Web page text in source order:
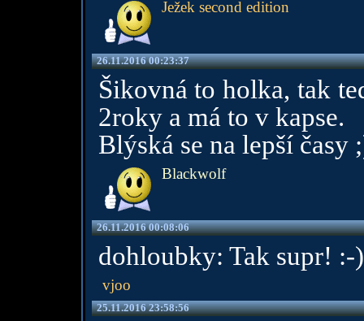
Ježek second edition
26.11.2016 00:23:37
Šikovná to holka, tak
2roky a má to v kapse.
Blýská se na lepší časy
Blackwolf
26.11.2016 00:08:06
dohloubky: Tak supr! :-)
vjoo
25.11.2016 23:58:56